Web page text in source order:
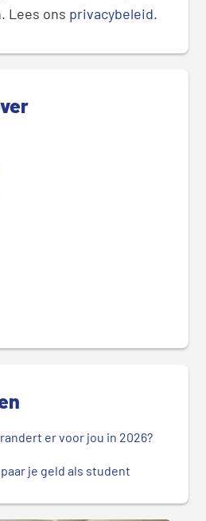
Lees ons privacybeleid.
er voor jou in 2026?
je geld als student